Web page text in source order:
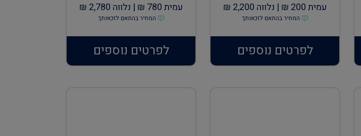
עמית200
₪ | נלווה 2,200
₪
המחיר בהתאם לזכאותך
לפרטים נוספים
עמית780
₪ | נלווה 2,780
₪
המחיר בהתאם לזכאותך
לפרטים נוספים